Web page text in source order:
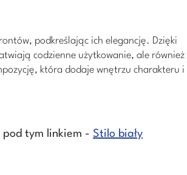
podkreślając ich elegancję. Dzięki
codzienne użytkowanie, ale również
która dodaje wnętrzu charakteru i
pod tym linkiem - Stilo biały